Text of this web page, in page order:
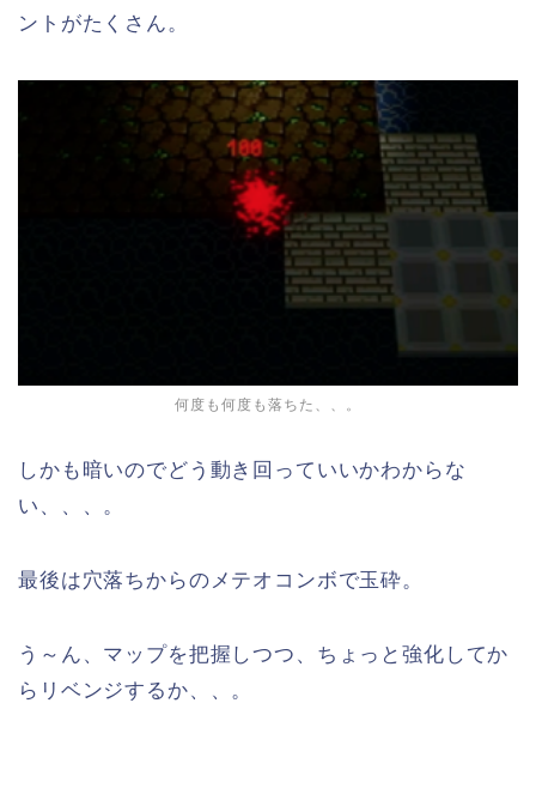
ントがたくさん。
何度も何度も落ちた、、。
しかも暗いのでどう動き回っていいかわからな
い、、、。
最後は穴落ちからのメテオコンボで玉砕。
う～ん、マップを把握しつつ、ちょっと強化してか
らリベンジするか、、。